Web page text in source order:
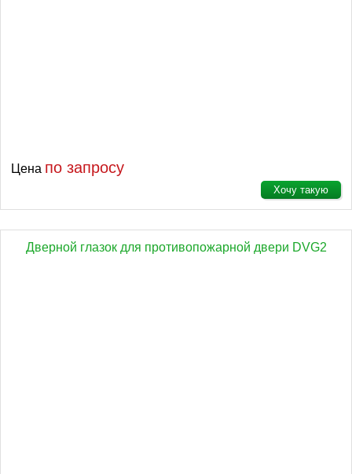
Цена по запросу
Хочу такую
Дверной глазок для противопожарной двери DVG2